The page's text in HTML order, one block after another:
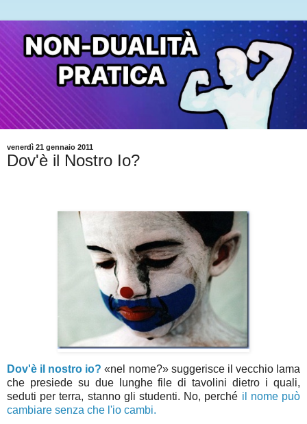
venerdì 21 gennaio 2011
Dov'è il Nostro Io?
Dov'è il nostro io? «nel nome?» suggerisce il vecchio lama
che presiede su due lunghe file di tavolini dietro i quali,
seduti per terra, stanno gli studenti. No, perché il nome può
cambiare senza che l'io cambi.